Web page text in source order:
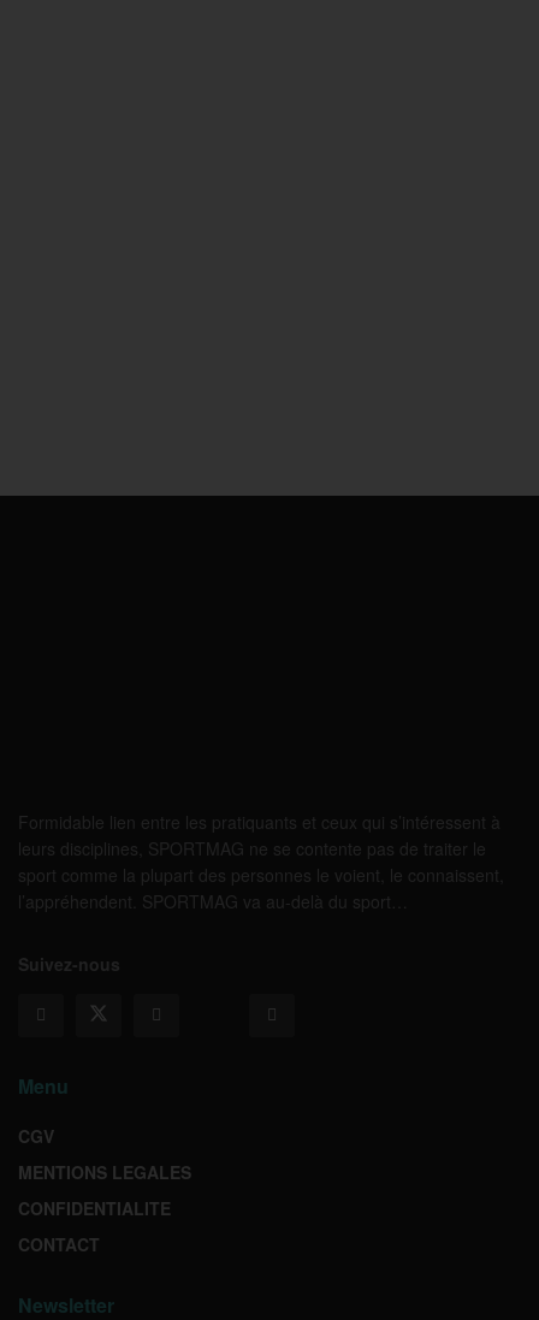
Formidable lien entre les pratiquants et ceux qui s’intéressent à
leurs disciplines, SPORTMAG ne se contente pas de traiter le
sport comme la plupart des personnes le voient, le connaissent,
l’appréhendent. SPORTMAG va au-delà du sport…
Suivez-nous
Menu
CGV
MENTIONS LEGALES
CONFIDENTIALITE
CONTACT
Newsletter